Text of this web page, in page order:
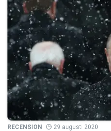
RECENSION 29 augusti 2020